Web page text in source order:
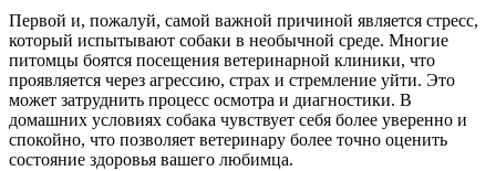
Первой и, пожалуй, самой важной причиной является стресс,
который испытывают собаки в необычной среде. Многие
питомцы боятся посещения ветеринарной клиники, что
проявляется через агрессию, страх и стремление уйти. Это
может затруднить процесс осмотра и диагностики. В
домашних условиях собака чувствует себя более уверенно и
спокойно, что позволяет ветеринару более точно оценить
состояние здоровья вашего любимца.